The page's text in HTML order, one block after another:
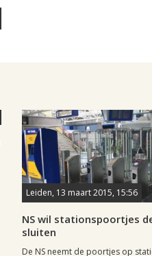
Leiden, 13 maart 2015, 15:56
NS wil stationspoortjes
sluiten
De NS neemt de poortjes op